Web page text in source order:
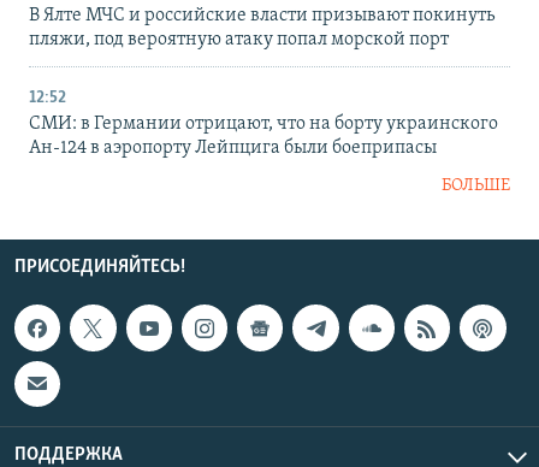
В Ялте МЧС и российские власти призывают покинуть
пляжи, под вероятную атаку попал морской порт
12:52
СМИ: в Германии отрицают, что на борту украинского
Ан-124 в аэропорту Лейпцига были боеприпасы
БОЛЬШЕ
ПРИСОЕДИНЯЙТЕСЬ!
ПОДДЕРЖКА